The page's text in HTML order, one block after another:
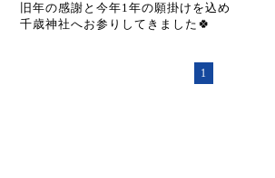
旧年の感謝と今年1年の願掛けを込め
千歳神社へお参りしてきました 🍀
1